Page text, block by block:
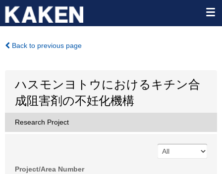
Back to previous page
ハスモンヨトウにおけるキチン合
成阻害剤の不妊化機構
Research Project
Project/Area Number